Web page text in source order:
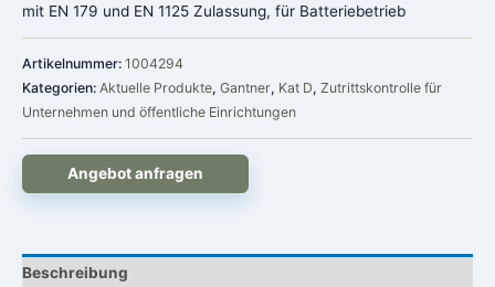
mit EN 179 und EN 1125 Zulassung, für Batteriebetrieb
Artikelnummer: 1004294
Kategorien: Aktuelle Produkte, Gantner, Kat D, Zutrittskontrolle für
Unternehmen und öffentliche Einrichtungen
Angebot anfragen
Beschreibung